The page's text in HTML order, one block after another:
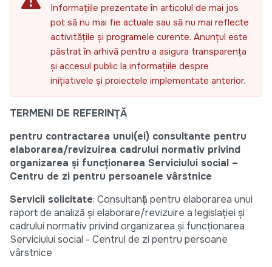
Informațiile prezentate în articolul de mai jos
pot să nu mai fie actuale sau să nu mai reflecte
activitățile și programele curente. Anunțul este
păstrat în arhivă pentru a asigura transparența
și accesul public la informațiile despre
inițiativele și proiectele implementate anterior.
TERMENI DE REFERINȚĂ
pentru contractarea unui(ei) consultante pentru
elaborarea/revizuirea cadrului normativ privind
organizarea și funcționarea Serviciului social –
Centru de zi pentru persoanele vârstnice
Servicii solicitate: Consultanță pentru elaborarea unui
raport de analiză și elaborare/revizuire a legislației și
cadrului normativ privind organizarea și funcționarea
Serviciului social - Centrul de zi pentru persoane
vârstnice